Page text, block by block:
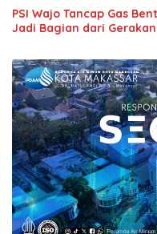
PSI Wajo Tancap Gas
Jadi Bagian dari